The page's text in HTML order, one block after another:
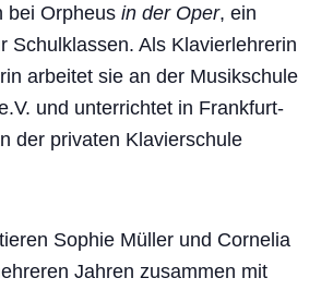
bei Orpheus in der Oper, ein
Schulklassen. Als Klavierlehrerin
arbeitet sie an der Musikschule
und unterrichtet in Frankfurt-
der privaten Klavierschule
Sophie Müller und Cornelia
Jahren zusammen mit